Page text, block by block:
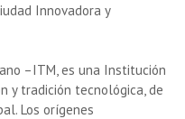
Innovadora y
–ITM, es una Institución
y tradición tecnológica, de
Los orígenes